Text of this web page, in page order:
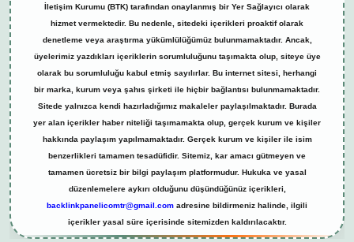
İletişim Kurumu (BTK) tarafından onaylanmış bir Yer Sağlayıcı olarak
hizmet vermektedir. Bu nedenle, sitedeki içerikleri proaktif olarak
denetleme veya araştırma yükümlülüğümüz bulunmamaktadır. Ancak,
üyelerimiz yazdıkları içeriklerin sorumluluğunu taşımakta olup, siteye üye
olarak bu sorumluluğu kabul etmiş sayılırlar. Bu internet sitesi, herhangi
bir marka, kurum veya şahıs şirketi ile hiçbir bağlantısı bulunmamaktadır.
Sitede yalnızca kendi hazırladığımız makaleler paylaşılmaktadır. Burada
yer alan içerikler haber niteliği taşımamakta olup, gerçek kurum ve kişiler
hakkında paylaşım yapılmamaktadır. Gerçek kurum ve kişiler ile isim
benzerlikleri tamamen tesadüfidir. Sitemiz, kar amacı gütmeyen ve
tamamen ücretsiz bir bilgi paylaşım platformudur. Hukuka ve yasal
düzenlemelere aykırı olduğunu düşündüğünüz içerikleri,
backlinkpanelicomtr@gmail.com adresine bildirmeniz halinde, ilgili
içerikler yasal süre içerisinde sitemizden kaldırılacaktır.